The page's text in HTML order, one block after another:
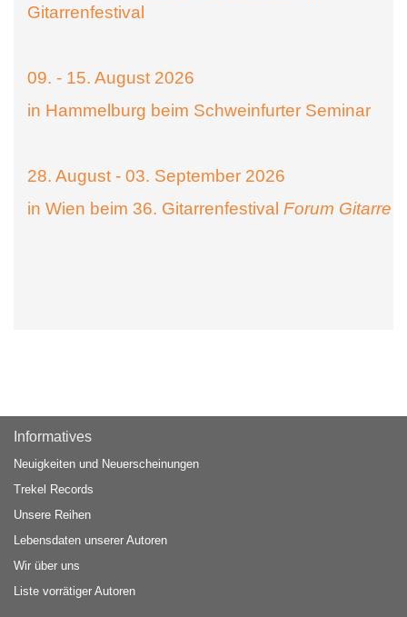
Gitarrenfestival
09. - 15. August 2026
in Hammelburg beim Schweinfurter Seminar
28. August - 03. September 2026
in Wien beim 36. Gitarrenfestival Forum Gitarre
Informatives
Neuigkeiten und Neuerscheinungen
Trekel Records
Unsere Reihen
Lebensdaten unserer Autoren
Wir über uns
Liste vorrätiger Autoren